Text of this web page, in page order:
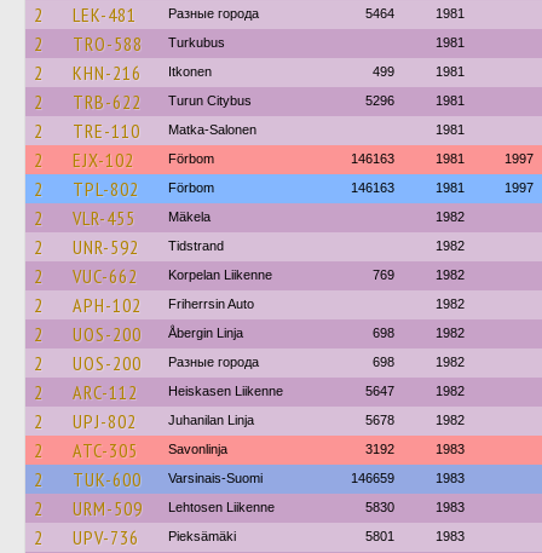
2 LEK-481 Разные города 5464 1981
2 TRO-588 Turkubus 1981
2 KHN-216 Itkonen 499 1981
2 TRB-622 Turun Citybus 5296 1981
2 TRE-110 Matka-Salonen 1981
2 EJX-102 Förbom 146163 1981 1997
2 TPL-802 Förbom 146163 1981 1997
2 VLR-455 Mäkela 1982
2 UNR-592 Tidstrand 1982
2 VUC-662 Korpelan Liikenne 769 1982
2 APH-102 Friherrsin Auto 1982
2 UOS-200 Åbergin Linja 698 1982
2 UOS-200 Разные города 698 1982
2 ARC-112 Heiskasen Liikenne 5647 1982
2 UPJ-802 Juhanilan Linja 5678 1982
2 ATC-305 Savonlinja 3192 1983
2 TUK-600 Varsinais-Suomi 146659 1983
2 URM-509 Lehtosen Liikenne 5830 1983
2 UPV-736 Pieksämäki 5801 1983